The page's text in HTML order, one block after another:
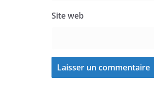
Site web